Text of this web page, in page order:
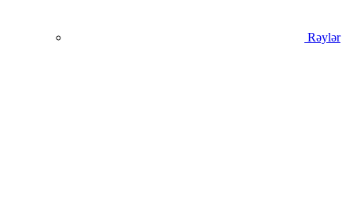
Rəylər